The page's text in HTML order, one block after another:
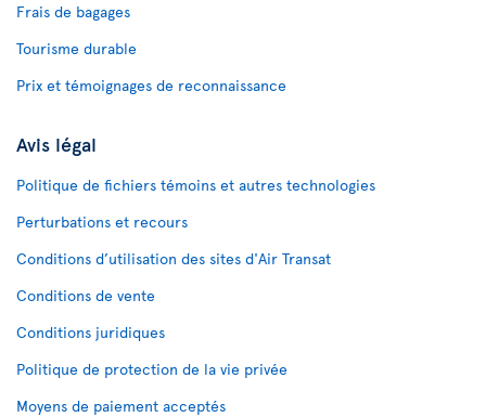
Frais de bagages
Tourisme durable
Prix et témoignages de reconnaissance
Avis légal
Politique de fichiers témoins et autres technologies
Perturbations et recours
Conditions d’utilisation des sites d'Air Transat
Conditions de vente
Conditions juridiques
Politique de protection de la vie privée
Moyens de paiement acceptés